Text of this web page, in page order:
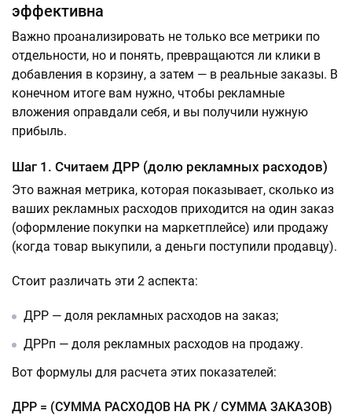
эффективна
Важно проанализировать не только все метрики по
отдельности, но и понять, превращаются ли клики в
добавления в корзину, а затем — в реальные заказы. В
конечном итоге вам нужно, чтобы рекламные
вложения оправдали себя, и вы получили нужную
прибыль.
Шаг 1. Считаем ДРР (долю рекламных расходов)
Это важная метрика, которая показывает, сколько из
ваших рекламных расходов приходится на один заказ
(оформление покупки на маркетплейсе) или продажу
(когда товар выкупили, а деньги поступили продавцу).
Стоит различать эти 2 аспекта:
ДРР — доля рекламных расходов на заказ;
ДРРп — доля рекламных расходов на продажу.
Вот формулы для расчета этих показателей:
ДРР = (СУММА РАСХОДОВ НА РК / СУММА ЗАКАЗОВ)